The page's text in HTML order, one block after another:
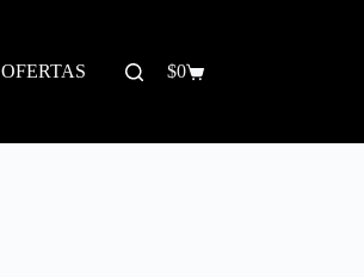
OFERTAS
Carrito
$0